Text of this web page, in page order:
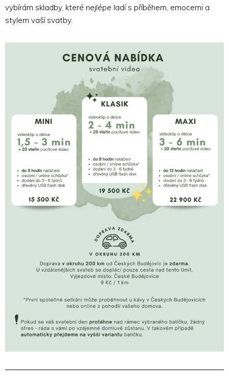
vybírám skladby, které nejlépe ladí s příběhem, emocemi a
stylem vaší svatby.